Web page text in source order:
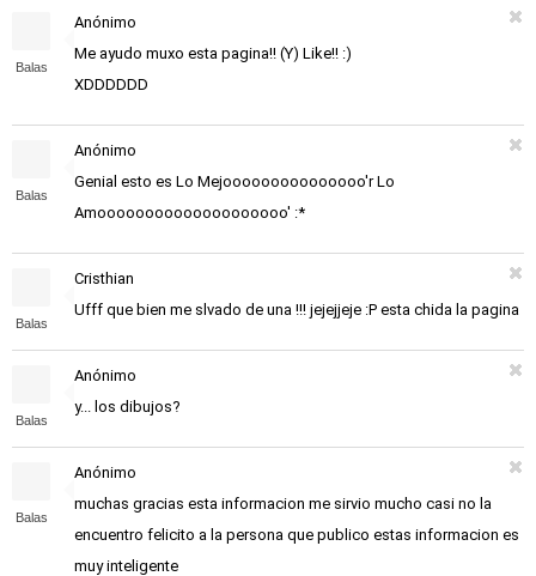
Balas
Anónimo
Me ayudo muxo esta pagina!! (Y) Like!! :)
XDDDDDD
Balas
Anónimo
Genial esto es Lo Mejooooooooooooooo'r Lo
Amoooooooooooooooooooo' :*
Balas
Cristhian
Ufff que bien me slvado de una !!! jejejjeje :P esta chida la pagina
Balas
Anónimo
y... los dibujos?
Balas
Anónimo
muchas gracias esta informacion me sirvio mucho casi no la
encuentro felicito a la persona que publico estas informacion es
muy inteligente